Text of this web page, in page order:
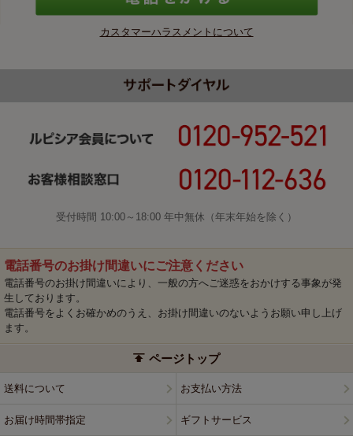
カスタマーハラスメントについて
受付時間 10:00～18:00 年中無休（年末年始を除く）
電話番号のお掛け間違いにご注意ください
電話番号のお掛け間違いにより、一般の方へご迷惑をおかけする事象が発
生しております。
電話番号をよくお確かめのうえ、お掛け間違いのないようお願い申し上げ
ます。
ページトップ
送料について お支払い方法
お届け時間帯指定 ギフトサービス